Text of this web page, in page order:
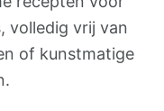
volledig vrij van
of kunstmatige